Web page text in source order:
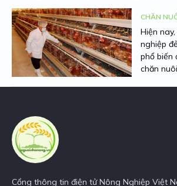
CHĂN
Hiện
nghiệp
phổ biến
chăn
Cổng thông tin điện tử Nông Nghiệp Việt